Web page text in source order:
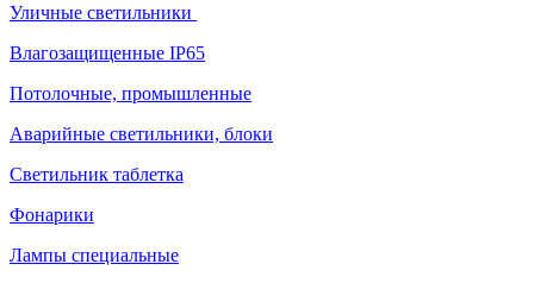
Уличные светильники
Влагозащищенные IP65
Потолочные, промышленные
Аварийные светильники, блоки
Светильник таблетка
Фонарики
Лампы специальные